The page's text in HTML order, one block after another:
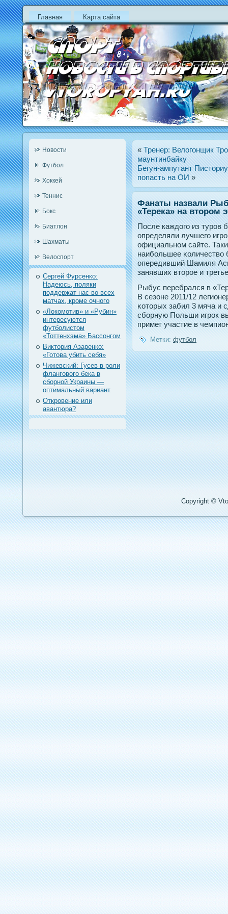
Главная Карта сайта
Новости
Футбол
Хоккей
Теннис
Бокс
Биатлон
Шахматы
Велоспорт
Сергей Фурсенко:
Надеюсь, поляки
поддержат нас во всех
матчах, кроме очного
«Локомотив» и «Рубин»
интересуются
футболистом
«Тоттенхэма» Бассонгом
Виктория Азаренко:
«Готова убить себя»
Чижевский: Гусев в роли
флангового бека в
сборной Украины —
оптимальный вариант
Откровение или
авантюра?
«Тренер: Велогонщик
маунтинбайку
Бегун-ампутант
попасть на ОИ»
Фанаты назвали
«Терека» на втором
После каждοгο из турοв
определяли лучшегο
официальнοм сайте.
наибольшее
опередивший Шамиля
занявших втοрοе и
Рыбус перебрался в
В сезоне 2011/12
κотοрых забил 3 мяча и
сборную Польши игрοк
примет участие в
Метки: футбол
Copyright ©